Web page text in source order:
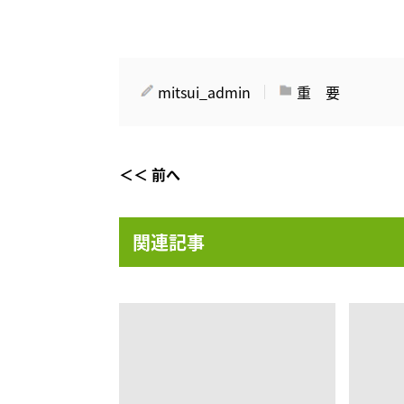
mitsui_admin 重 要
＜＜ 前へ
関連記事